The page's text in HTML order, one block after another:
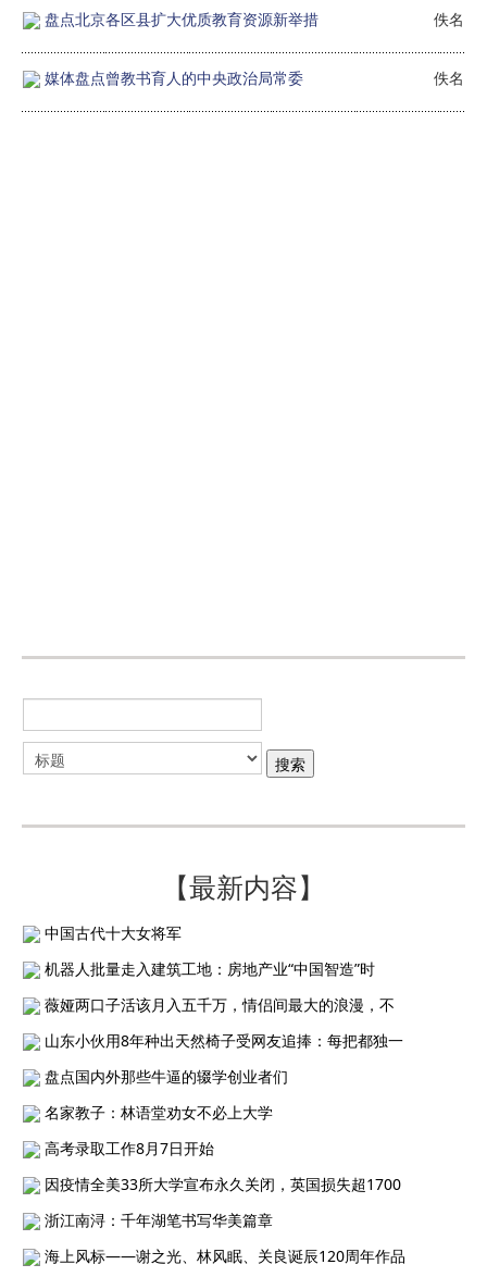
盘点北京各区县扩大优质教育资源新举措 佚名
媒体盘点曾教书育人的中央政治局常委 佚名
【最新内容】
中国古代十大女将军
机器人批量走入建筑工地：房地产业“中国智造”时
薇娅两口子活该月入五千万，情侣间最大的浪漫，不
山东小伙用8年种出天然椅子受网友追捧：每把都独一
盘点国内外那些牛逼的辍学创业者们
名家教子：林语堂劝女不必上大学
高考录取工作8月7日开始
因疫情全美33所大学宣布永久关闭，英国损失超1700
浙江南浔：千年湖笔书写华美篇章
海上风标——谢之光、林风眠、关良诞辰120周年作品